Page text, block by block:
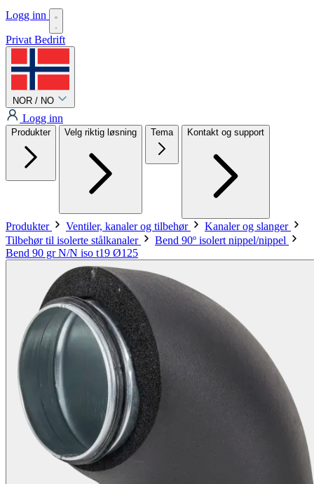
Logg inn
Privat Bedrift
NOR / NO
Logg inn
Produkter Velg riktig løsning Tema Kontakt og support
Produkter Ventiler, kanaler og tilbehør
Kanaler og slanger
Tilbehør til isolerte stålkanaler
Bend 90º isolert nippel/nippel
Bend 90 gr N/N iso t19 Ø125